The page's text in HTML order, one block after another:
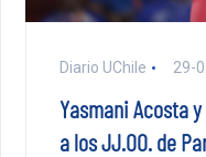
Diario UChile 29-
Yasmani Acosta
a los JJ.OO. de